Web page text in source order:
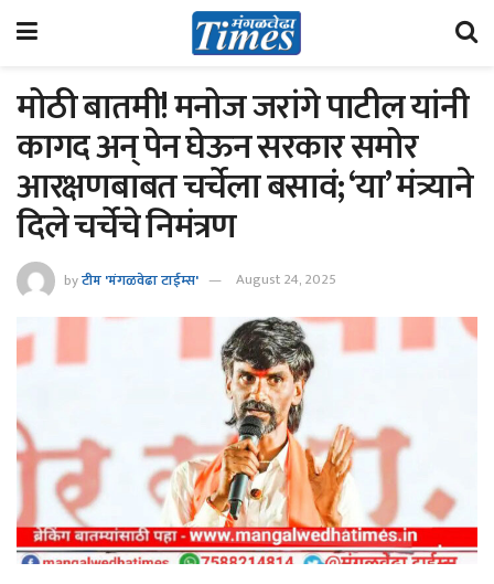
मोठी बातमी! मनोज जरांगे पाटील यांनी
कागद अन् पेन घेऊन सरकार समोर
आरक्षणबाबत चर्चेला बसावं; ‘या’ मंत्र्याने
दिले चर्चेचे निमंत्रण
byटीम 'मंगळवेढा टाईम्स' August 24, 2025